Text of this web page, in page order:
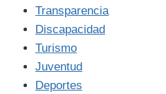
Transparencia
Discapacidad
Turismo
Juventud
Deportes